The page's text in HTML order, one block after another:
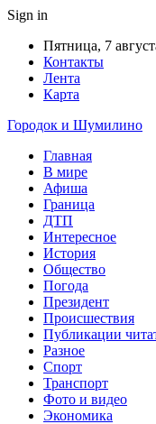
Sign in
Пятница, 7
Контакты
Лента
Карта
Городок и Шумилино
Главная
В мире
Афиша
Граница
ДТП
Интересное
История
Общество
Погода
Президент
Происшествия
Публикации
Разное
Спорт
Транспорт
Фото и видео
Экономика